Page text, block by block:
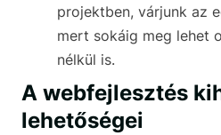
projektben, várjunk az
mert sokáig meg lehet
nélkül is.
A webfejlesztés
lehetőségei